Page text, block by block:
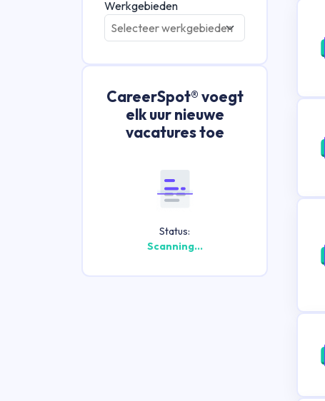
Werkgebieden
CareerSpot® voegt
elk uur nieuwe
vacatures toe
Status:
Scanning...